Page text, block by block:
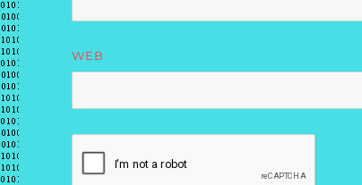
WEB